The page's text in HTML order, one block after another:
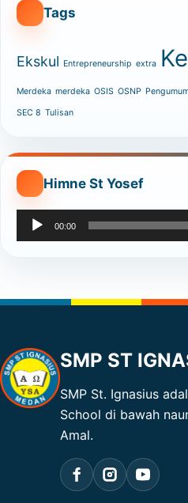
Tags
Ekskul Entrepreneurship extra
Merdeka merdeka OSIS OSNP
SEC 8 Tulisan
Himne St Yosef
Audio
Player
00:00
SMP ST
SMP St. Ignasius
School di bawah
Amal.